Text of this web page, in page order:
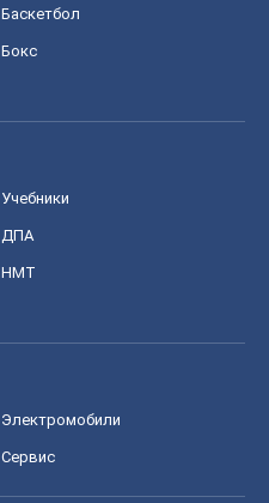
Баскетбол
Бокс
Учебники
ДПА
НМТ
Электромобили
Сервис